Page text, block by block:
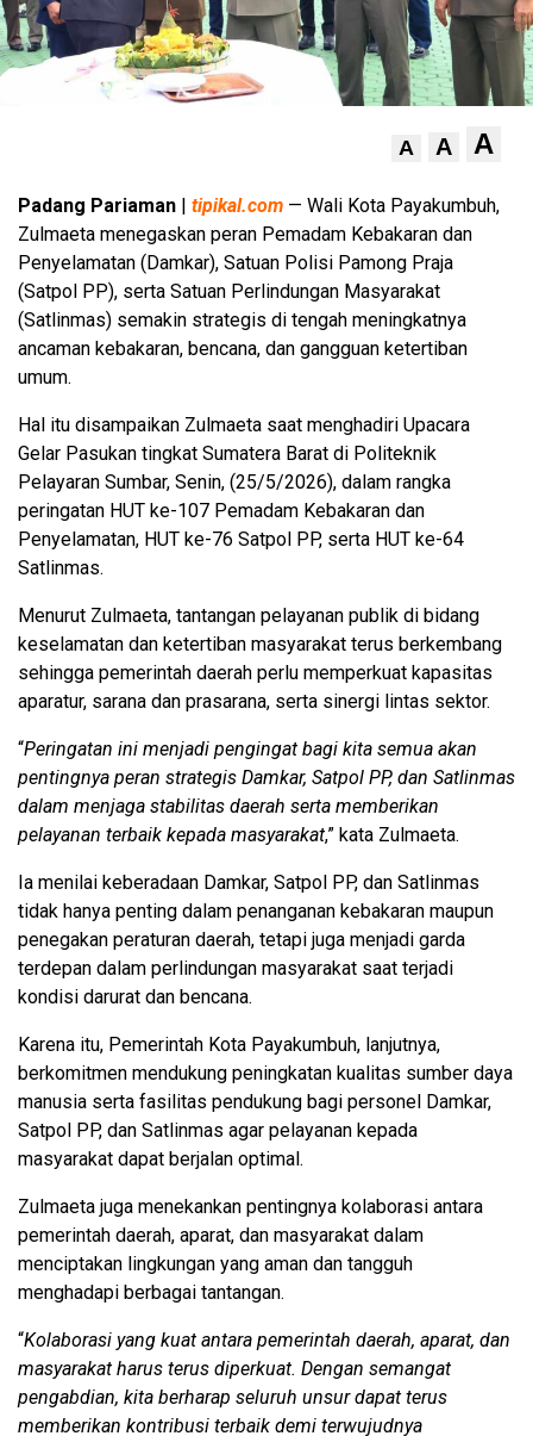
A A A
Padang Pariaman | tipikal.com — Wali Kota Payakumbuh,
Zulmaeta menegaskan peran Pemadam Kebakaran dan
Penyelamatan (Damkar), Satuan Polisi Pamong Praja
(Satpol PP), serta Satuan Perlindungan Masyarakat
(Satlinmas) semakin strategis di tengah meningkatnya
ancaman kebakaran, bencana, dan gangguan ketertiban
umum.
Hal itu disampaikan Zulmaeta saat menghadiri Upacara
Gelar Pasukan tingkat Sumatera Barat di Politeknik
Pelayaran Sumbar, Senin, (25/5/2026), dalam rangka
peringatan HUT ke-107 Pemadam Kebakaran dan
Penyelamatan, HUT ke-76 Satpol PP, serta HUT ke-64
Satlinmas.
Menurut Zulmaeta, tantangan pelayanan publik di bidang
keselamatan dan ketertiban masyarakat terus berkembang
sehingga pemerintah daerah perlu memperkuat kapasitas
aparatur, sarana dan prasarana, serta sinergi lintas sektor.
“Peringatan ini menjadi pengingat bagi kita semua akan
pentingnya peran strategis Damkar, Satpol PP, dan Satlinmas
dalam menjaga stabilitas daerah serta memberikan
pelayanan terbaik kepada masyarakat,” kata Zulmaeta.
Ia menilai keberadaan Damkar, Satpol PP, dan Satlinmas
tidak hanya penting dalam penanganan kebakaran maupun
penegakan peraturan daerah, tetapi juga menjadi garda
terdepan dalam perlindungan masyarakat saat terjadi
kondisi darurat dan bencana.
Karena itu, Pemerintah Kota Payakumbuh, lanjutnya,
berkomitmen mendukung peningkatan kualitas sumber daya
manusia serta fasilitas pendukung bagi personel Damkar,
Satpol PP, dan Satlinmas agar pelayanan kepada
masyarakat dapat berjalan optimal.
Zulmaeta juga menekankan pentingnya kolaborasi antara
pemerintah daerah, aparat, dan masyarakat dalam
menciptakan lingkungan yang aman dan tangguh
menghadapi berbagai tantangan.
“Kolaborasi yang kuat antara pemerintah daerah, aparat, dan
masyarakat harus terus diperkuat. Dengan semangat
pengabdian, kita berharap seluruh unsur dapat terus
memberikan kontribusi terbaik demi terwujudnya